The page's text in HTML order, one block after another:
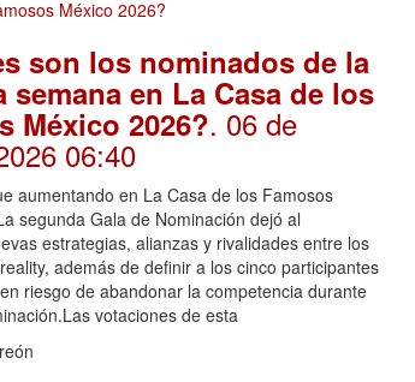
son los nominados de la
semana en La Casa de los
México 2026?. 06 de
06:40
aumentando en La Casa de los Famosos
segunda Gala de Nominación dejó al
estrategias, alianzas y rivalidades entre los
además de definir a los cinco participantes
riesgo de abandonar la competencia durante
votaciones de esta